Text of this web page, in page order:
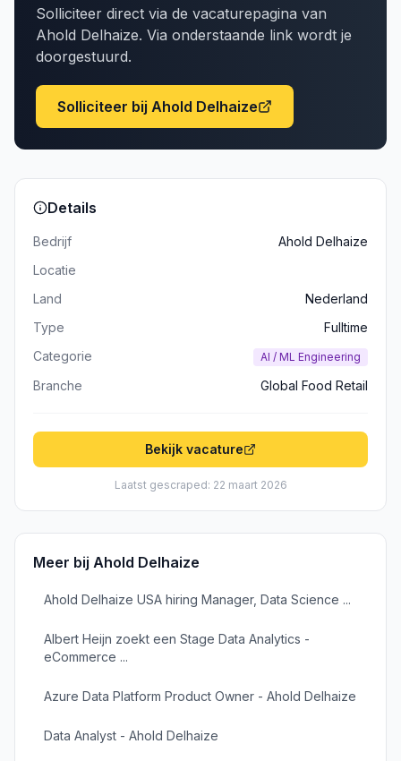
Solliciteer direct via de vacaturepagina van
Ahold Delhaize. Via onderstaande link wordt je
doorgestuurd.
Solliciteer bij Ahold Delhaize
Details
Bedrijf
Ahold Delhaize
Locatie
Land
Nederland
Type
Fulltime
Categorie
AI / ML Engineering
Branche Global Food Retail
Bekijk vacature
Laatst gescraped: 22 maart 2026
Meer bij Ahold Delhaize
Ahold Delhaize USA hiring Manager, Data Science ...
Albert Heijn zoekt een Stage Data Analytics -
eCommerce ...
Azure Data Platform Product Owner - Ahold Delhaize
Data Analyst - Ahold Delhaize